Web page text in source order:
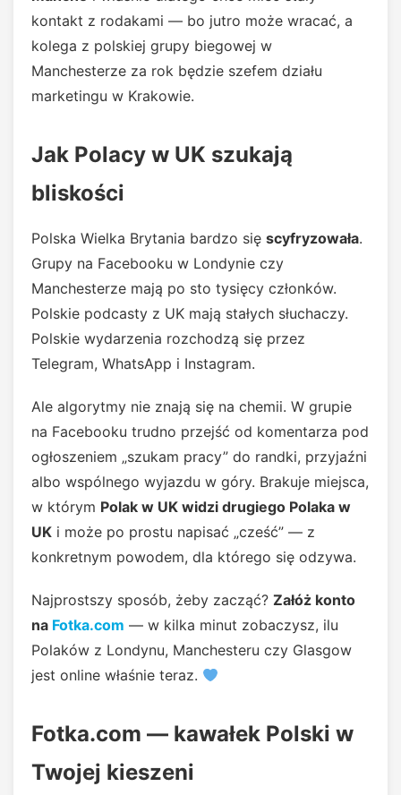
kontakt z rodakami — bo jutro może wracać, a
kolega z polskiej grupy biegowej w
Manchesterze za rok będzie szefem działu
marketingu w Krakowie.
Jak Polacy w UK szukają
bliskości
Polska Wielka Brytania bardzo się scyfryzowała.
Grupy na Facebooku w Londynie czy
Manchesterze mają po sto tysięcy członków.
Polskie podcasty z UK mają stałych słuchaczy.
Polskie wydarzenia rozchodzą się przez
Telegram, WhatsApp i Instagram.
Ale algorytmy nie znają się na chemii. W grupie
na Facebooku trudno przejść od komentarza pod
ogłoszeniem „szukam pracy” do randki, przyjaźni
albo wspólnego wyjazdu w góry. Brakuje miejsca,
w którym Polak w UK widzi drugiego Polaka w
UK i może po prostu napisać „cześć” — z
konkretnym powodem, dla którego się odzywa.
Najprostszy sposób, żeby zacząć? Załóż konto
na Fotka.com — w kilka minut zobaczysz, ilu
Polaków z Londynu, Manchesteru czy Glasgow
jest online właśnie teraz.
Fotka.com — kawałek Polski w
Twojej kieszeni